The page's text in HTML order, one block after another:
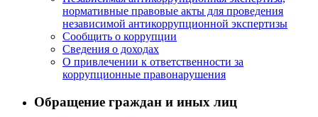
нормативные правовые акты для проведения
независимой антикоррупционной экспертизы
Сообщить о коррупции
Сведения о доходах
О привлечении к ответственности за
коррупционные правонарушения
Обращение граждан и иных лиц